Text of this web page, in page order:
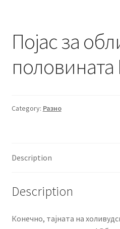
Појас за
половината
Category: Разно
Description
Description
Конечно, тајната на